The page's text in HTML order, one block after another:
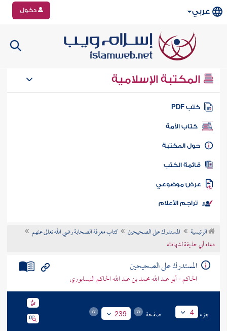
عربي دخول
المكتبة الإسلامية
كتب PDF
كتاب الأمة
المكتبة
الكتب
موضوعي
تراجم الأعلام
الرئيسية المستدرك على الصحيحين
كتاب معرفة الصحابة رضي الله تعالى عنهم
دعاء أبي حذيفة لشهادته
المستدرك على الصحيحين
الحاكم - أبو عبد الله محمد بن عبد الله الحاكم النيسابوري
جزء 4 صفحة 239